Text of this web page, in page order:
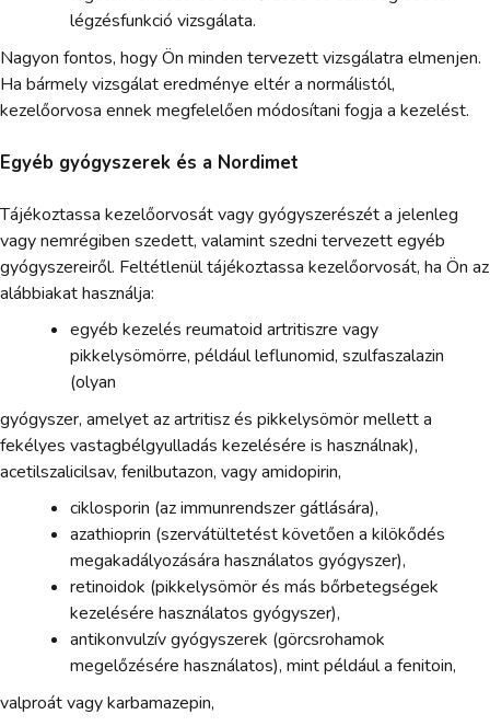
légzésfunkció vizsgálata.
Nagyon fontos, hogy Ön minden tervezett vizsgálatra elmenjen.
Ha bármely vizsgálat eredménye eltér a normálistól,
kezelőorvosa ennek megfelelően módosítani fogja a kezelést.
Egyéb gyógyszerek és a Nordimet
Tájékoztassa kezelőorvosát vagy gyógyszerészét a jelenleg
vagy nemrégiben szedett, valamint szedni tervezett egyéb
gyógyszereiről. Feltétlenül tájékoztassa kezelőorvosát, ha Ön az
alábbiakat használja:
egyéb kezelés reumatoid artritiszre vagy
pikkelysömörre, például leflunomid, szulfaszalazin
(olyan
gyógyszer, amelyet az artritisz és pikkelysömör mellett a
fekélyes vastagbélgyulladás kezelésére is használnak),
acetilszalicilsav, fenilbutazon, vagy amidopirin,
ciklosporin (az immunrendszer gátlására),
azathioprin (szervátültetést követően a kilökődés
megakadályozására használatos gyógyszer),
retinoidok (pikkelysömör és más bőrbetegségek
kezelésére használatos gyógyszer),
antikonvulzív gyógyszerek (görcsrohamok
megelőzésére használatos), mint például a fenitoin,
valproát vagy karbamazepin,